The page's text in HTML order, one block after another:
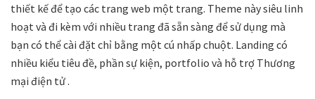
thiết kế để tạo các trang web một trang. Theme này siêu linh
hoạt và đi kèm với nhiều trang đã sẵn sàng để sử dụng mà
bạn có thể cài đặt chỉ bằng một cú nhấp chuột. Landing có
nhiều kiểu tiêu đề, phần sự kiện, portfolio và hỗ trợ Thương
mại điện tử .